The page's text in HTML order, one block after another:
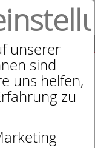
unserer
sind
uns helfen,
zu
SUCHE